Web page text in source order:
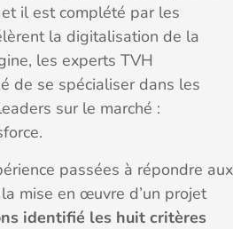
il est complété par les
la digitalisation de la
les experts TVH
de se spécialiser dans les
sur le marché :
passées à répondre aux
mise en œuvre d’un projet
identifié les huit critères